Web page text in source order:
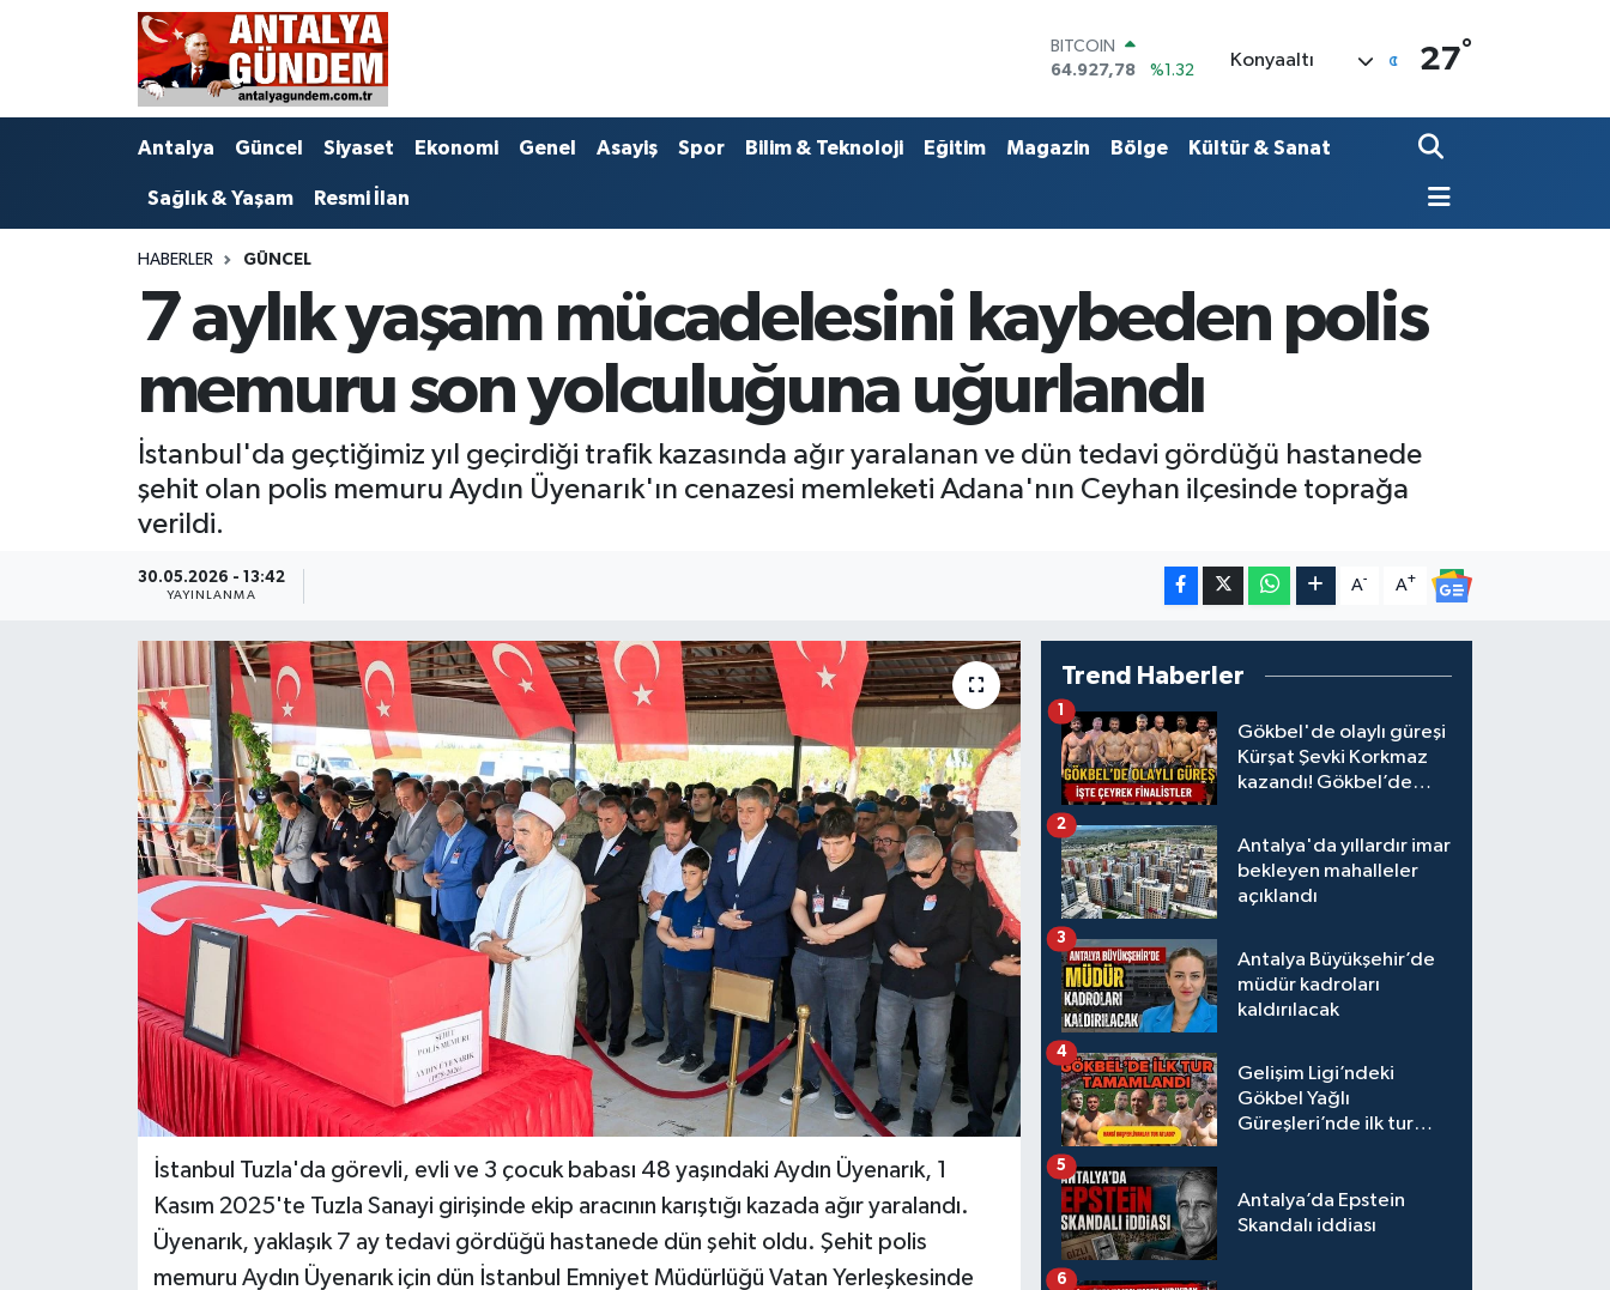
DOLAR
47,5894
%0.08
55,0398
%-0.02
STERLİN
64.927,78
%1.32
Konyaaltı 27°
Antalya Güncel Siyaset Ekonomi Genel Asayiş Spor Bilim & Teknoloji Eğitim Magazin Bölge Kültür & Sanat
Sağlık & Yaşam Resmi İlan
HABERLER GÜNCEL
7 aylık yaşam mücadelesini kaybeden polis
memuru son yolculuğuna uğurlandı
İstanbul'da geçtiğimiz yıl geçirdiği trafik kazasında ağır yaralanan ve dün tedavi gördüğü hastanede
şehit olan polis memuru Aydın Üyenarık'ın cenazesi memleketi Adana'nın Ceyhan ilçesinde toprağa
verildi.
30.05.2026 - 13:42
YAYINLANMA
A- A+
İstanbul Tuzla'da görevli, evli ve 3 çocuk babası 48 yaşındaki Aydın Üyenarık, 1
Kasım 2025'te Tuzla Sanayi girişinde ekip aracının karıştığı kazada ağır yaralandı.
Üyenarık, yaklaşık 7 ay tedavi gördüğü hastanede dün şehit oldu. Şehit polis
memuru Aydın Üyenarık için dün İstanbul Emniyet Müdürlüğü Vatan Yerleşkesinde
Trend Haberler
Gökbel'de olaylı güreşi
Kürşat Şevki Korkmaz
kazandı! Gökbel’de
Gürbüz elendi!
1
Antalya'da yıllardır imar
bekleyen mahalleler
açıklandı
2
Antalya Büyükşehir’de
müdür kadroları
kaldırılacak
3
Gelişim Ligi’ndeki
Gökbel Yağlı
Güreşleri’nde ilk tur
4
Antalya’da Epstein
Skandalı iddiası
5
6
Antalya
Bilim & Teknoloji
Görüntülü Haber
Kültür & Sanat
Magazin
Resmi İlan
Sağlık & Yaşam
Siyaset
Antalya Nöbetçi Eczaneler
Antalya Hava Durumu
Antalya Namaz Vakitleri
Süper Lig Puan Durumu ve Fikstür
Tüm Manşetler
Son Dakika Haberleri
Haber Arşivi